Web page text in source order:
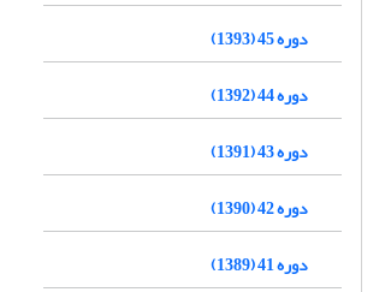
دوره 45 (1393)
دوره 44 (1392)
دوره 43 (1391)
دوره 42 (1390)
دوره 41 (1389)